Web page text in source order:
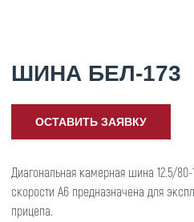
ШИНА БЕЛ-173
ОСТАВИТЬ ЗАЯВКУ
Диагональная камерная шина 12.5/80-
скорости А6 предназначена для
прицепа.